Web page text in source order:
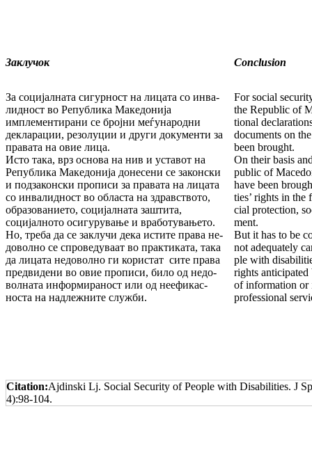
Заклучок Conclusion
За социјалната сигурност на лицата со инва­
лид­ност во Република Македонија
имплемен­ти­­рани се бројни меѓународни
декларации, ре­зо­луции и други документи за
правата на овие лица.
Исто така, врз основа на нив и уставот на
Република Македонија донесени се законски
и подзаконски прописи за правата на лицата
со инвалидност во областа на здравството,
обра­зо­ва­нието, социјалната заштита,
социјалното оси­гурување и вработувањето.
Но, треба да се заклучи дека ис­ти­те права не­
до­волно се спроведуваат во прак­ти­ката, така
да лицата недоволно ги користат сите права
пред­видени во овие прописи, било од недо­
вол­ната информираност или од неефи­кас­
носта на надлежните служби.
For social
the Republic of
tional
documents on
been brought.
On their basis
public of
have been
ties’ rights in
cial protection,
ment.
But it has to be
not adequately
ple with
rights anticipated
of information or
professional
Citation:Ajdinski Lj. Social Security of People with Disabilities. J
4):98-104.